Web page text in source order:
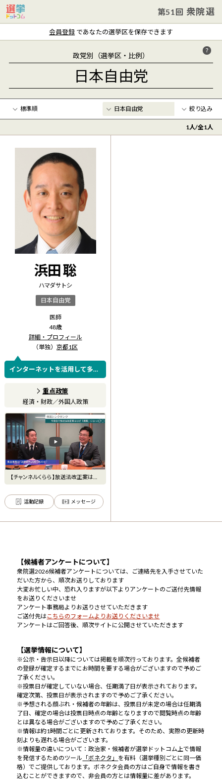
第51回 衆院選
会員登録 であなたの選挙区を保存できます
政党別（選挙区・比例）
日本自由党
絞り込み
年齢 〜
1人/全1人
浜田 聡
ハマダ サトシ
日本自由党
医師
48歳
詳細・プロフィール
（単独） 京都1区
インターネットを活用して多く
の皆様の声を国会に届けていき
重点政策
経済・財政／外国人政策
【チャンネルくらら】放送法改正案はな
ぜ「廃案」に！？ NHK
活動記録 メッセージ
【候補者アンケートについて】
衆院選2026候補者アンケートについては、ご連絡先を入手させていた
だいた方から、順次お送りしております
大変お忙しい中、恐れ入りますが以下よりアンケートのご送付先情報
をお送りくださいませ
アンケート事務局よりお送りさせていただきます
ご送付先はこちらのフォームよりお送りくださいませ
アンケートはご回答後、順次サイトに公開させていただきます
【選挙情報について】
※公示・告示日以降については掲載を順次行っております。全候補者
の登録が確定するまでにお時間を要する場合がございますので予めご
了承ください。
※投票日が確定していない場合、任期満了日が表示されております。
確定次第、投票日が表示されますので予めご了承ください。
※予想される顔ぶれ・候補者の年齢は、投票日が未定の場合は任期満
了日、確定の場合は投票日時点の年齢となりますので閲覧時点の年齢
とは異なる場合がございますので予めご了承ください。
※情報は約1時間ごとに更新されております。そのため、実際の更新時
刻よりも遅れる場合がございます。
※情報量の違いについて：政治家・候補者が選挙ドットコム上で情報
を発信するためのツール 「ボネクタ」 を有料（選挙種別ごとに同一価
格）でご提供しております。ボネクタ会員の方はご自身で情報を書き
込むことができますので、非会員の方とは情報量に差があります。